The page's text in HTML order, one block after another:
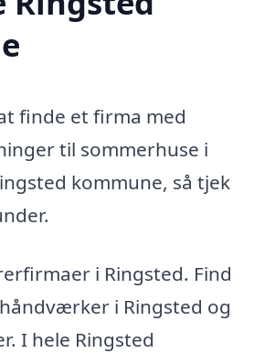
finde et firma med
til sommerhuse i
kommune, så tjek
i Ringsted. Find
i Ringsted og
I hele Ringsted